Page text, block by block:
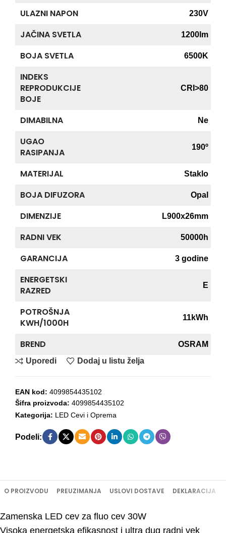
ULAZNI NAPON 230V
JAČINA SVETLA 1200lm
BOJA SVETLA 6500K
INDEKS
REPRODUKCIJE
BOJE
CRI>80
DIMABILNA Ne
UGAO
RASIPANJA
190º
MATERIJAL Staklo
BOJA DIFUZORA Opal
DIMENZIJE L900x26mm
RADNI VEK 50000h
GARANCIJA 3 godine
ENERGETSKI
RAZRED
E
POTROŠNJA
KWH/1000H
11kWh
BREND
OSRAM
Uporedi
Dodaj u listu želja
EAN kod: 4099854435102
Šifra proizvoda: 4099854435102
Kategorija: LED Cevi i Oprema
Podeli:
O PROIZVODU PREUZIMANJA USLOVI DOSTAVE DEKLARACIJA
Zamenska LED cev za fluo cev 30W
Visoka energetska efikasnost i ultra dug radni vek